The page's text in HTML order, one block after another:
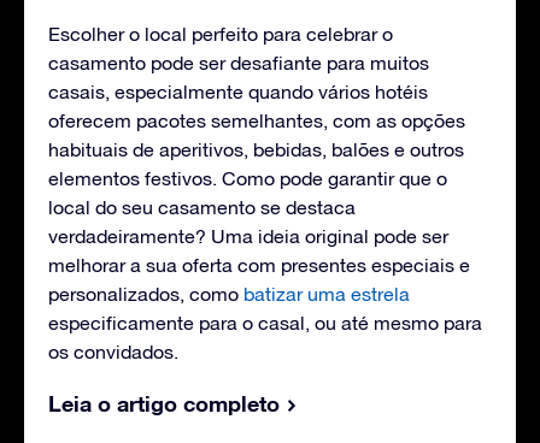
Escolher o local perfeito para celebrar o
casamento pode ser desafiante para muitos
casais, especialmente quando vários hotéis
oferecem pacotes semelhantes, com as opções
habituais de aperitivos, bebidas, balões e outros
elementos festivos. Como pode garantir que o
local do seu casamento se destaca
verdadeiramente? Uma ideia original pode ser
melhorar a sua oferta com presentes especiais e
personalizados, como batizar uma estrela
especificamente para o casal, ou até mesmo para
os convidados.
Leia o artigo completo